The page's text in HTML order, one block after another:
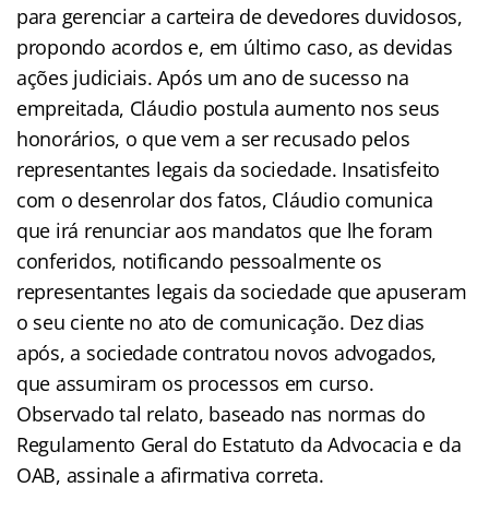
para gerenciar a carteira de devedores duvidosos,
propondo acordos e, em último caso, as devidas
ações judiciais. Após um ano de sucesso na
empreitada, Cláudio postula aumento nos seus
honorários, o que vem a ser recusado pelos
representantes legais da sociedade. Insatisfeito
com o desenrolar dos fatos, Cláudio comunica
que irá renunciar aos mandatos que lhe foram
conferidos, notificando pessoalmente os
representantes legais da sociedade que apuseram
o seu ciente no ato de comunicação. Dez dias
após, a sociedade contratou novos advogados,
que assumiram os processos em curso.
Observado tal relato, baseado nas normas do
Regulamento Geral do Estatuto da Advocacia e da
OAB, assinale a afirmativa correta.